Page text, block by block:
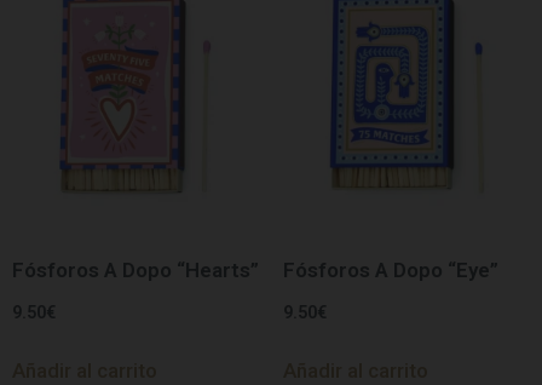
Fósforos A Dopo “Hearts”
9.50 €
Fósforos A Dopo “Eye”
9.50 €